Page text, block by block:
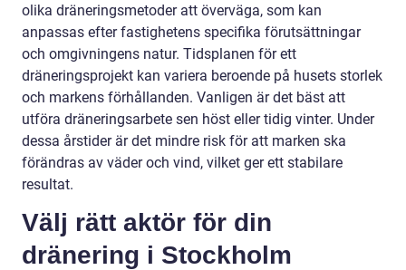
olika dräneringsmetoder att överväga, som kan
anpassas efter fastighetens specifika förutsättningar
och omgivningens natur. Tidsplanen för ett
dräneringsprojekt kan variera beroende på husets storlek
och markens förhållanden. Vanligen är det bäst att
utföra dräneringsarbete sen höst eller tidig vinter. Under
dessa årstider är det mindre risk för att marken ska
förändras av väder och vind, vilket ger ett stabilare
resultat.
Välj rätt aktör för din
dränering i Stockholm